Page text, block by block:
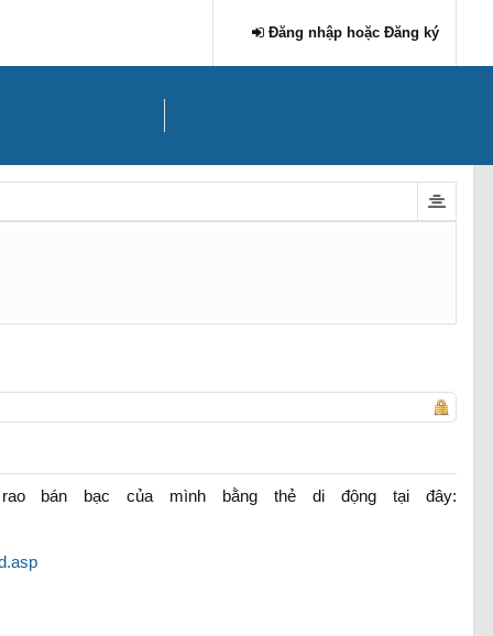
bán bạc của mình bằng thẻ di động tại đây:
Đăng nhập hoặc Đăng ký